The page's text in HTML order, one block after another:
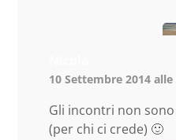
10 Settembre 2014 alle
Gli incontri non sono
(per chi ci crede) 🙂